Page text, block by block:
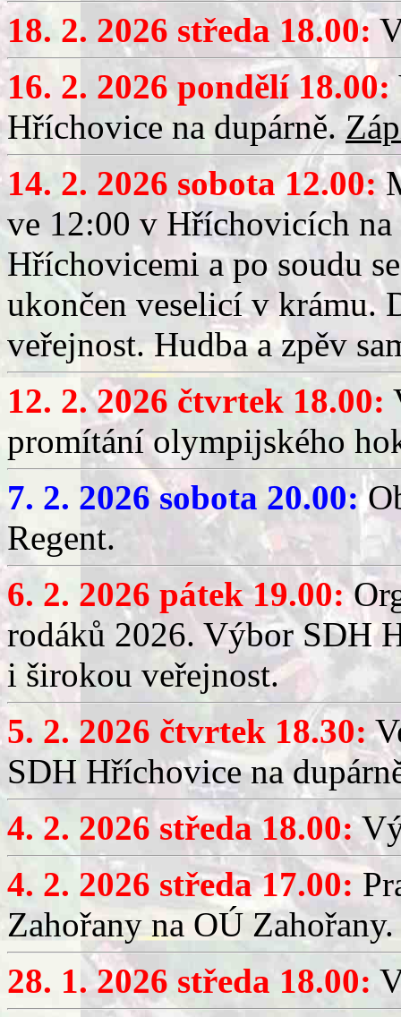
18. 2. 2026 středa 18.00:
16. 2. 2026 pondělí 18.00:
Hříchovice na dupárně.
14. 2. 2026 sobota 12.00:
ve 12:00 v Hříchovicích
Hříchovicemi a po soudu
ukončen veselicí v krámu.
veřejnost. Hudba a zpěv
12. 2. 2026 čtvrtek 18.00:
promítání olympijského
7. 2. 2026 sobota 20.00:
Regent.
6. 2. 2026 pátek 19.00:
rodáků 2026. Výbor SDH
i širokou veřejnost.
5. 2. 2026 čtvrtek 18.30:
SDH Hříchovice na
4. 2. 2026 středa 18.00:
4. 2. 2026 středa 17.00:
Zahořany na OÚ Zahořany.
28. 1. 2026 středa 18.00: